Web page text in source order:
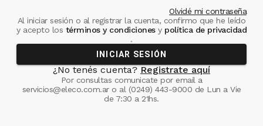
Olvidé mi contraseña
Al iniciar sesión o al registrar la cuenta, confirmo que he leído
y acepto los términos y condiciones ypolítica de privacidad
.
INICIAR SESIÓN
¿No tenés cuenta? Registrate aquí
Por consultas comunicate por email a
servicios@eleco.com.aro al (0249) 443-9000 de Lun a Vie
de 7:30 a 21hs.